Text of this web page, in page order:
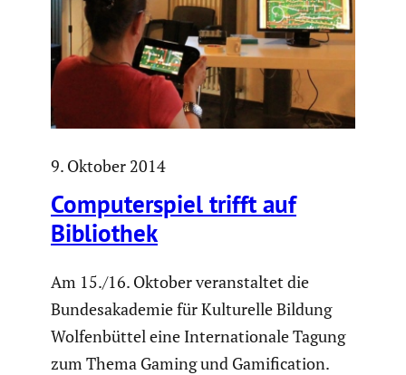
9. Oktober 2014
Compu­ter­spiel trifft auf
Biblio­thek
Am 15./16. Oktober veran­staltet die
Bundes­aka­demie für Kultu­relle Bildung
Wolfen­büttel eine Inter­na­tio­nale Tagung
zum Thema Gaming und Gamifi­ca­tion.